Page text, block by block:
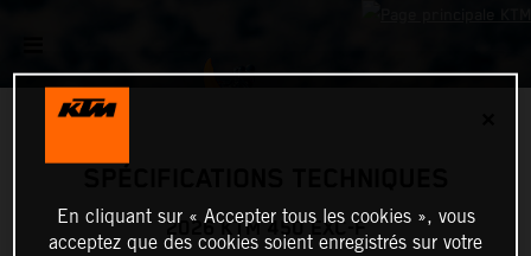
2026 KTM 450 EXC-F
En cliquant sur « Accepter tous les cookies », vous
acceptez que des cookies soient enregistrés sur votre